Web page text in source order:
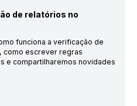
de relatórios no
funciona a verificação de
como escrever regras
e compartilharemos novidades